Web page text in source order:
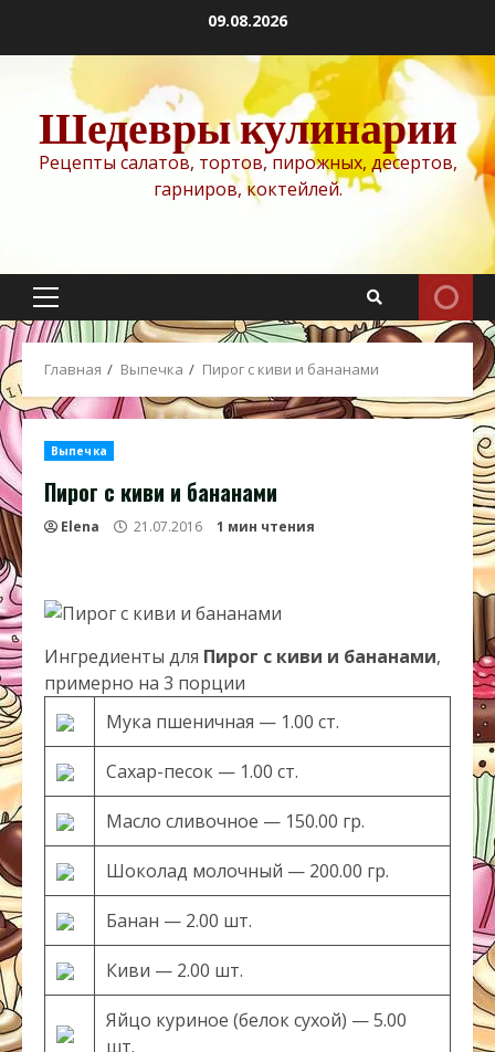
содержимому
09.08.2026
Шедевры кулинарии
Рецепты салатов, тортов, пирожных, десертов,
гарниров, коктейлей.
Основное
меню
Главная Выпечка Пирог с киви и бананами
Выпечка
Пирог с киви и бананами
Elena 21.07.2016 1 мин чтения
Ингредиенты для Пирог с киви и бананами,
примерно на 3 порции
Мука пшеничная — 1.00 ст.
Сахар-песок — 1.00 ст.
Масло сливочное — 150.00 гр.
Шоколад молочный — 200.00 гр.
Банан — 2.00 шт.
Киви — 2.00 шт.
Яйцо куриное (белок сухой) — 5.00
шт.